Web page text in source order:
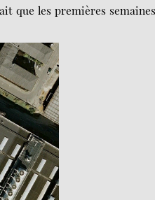
que les premières